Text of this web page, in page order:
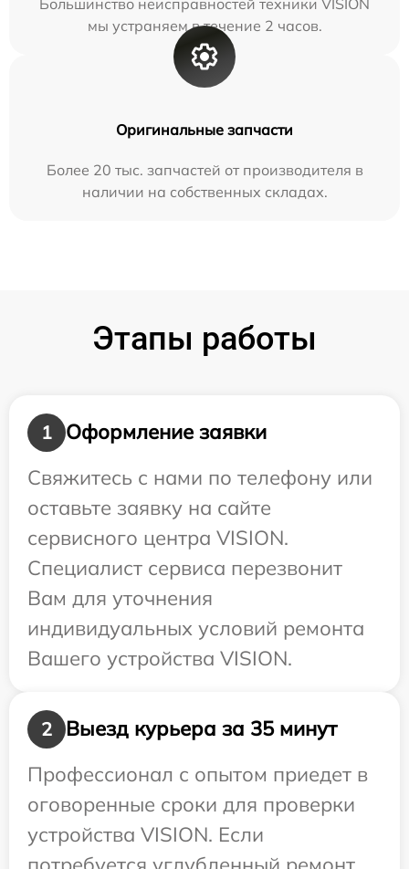
мы устраняем в течение 2 часов.
Оригинальные запчасти
Более 20 тыс. запчастей от производителя в
наличии на собственных складах.
Этапы работы
1
Оформление заявки
Свяжитесь с нами по телефону или
оставьте заявку на сайте
сервисного центра VISION.
Специалист сервиса перезвонит
Вам для уточнения
индивидуальных условий ремонта
Вашего устройства VISION.
2
Выезд курьера за 35 минут
Профессионал с опытом приедет в
оговоренные сроки для проверки
устройства VISION. Если